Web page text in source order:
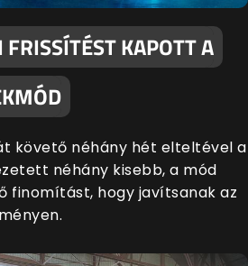
KAPOTT A
követő néhány hét elteltével a
néhány kisebb, a mód
finomítást, hogy javítsanak az